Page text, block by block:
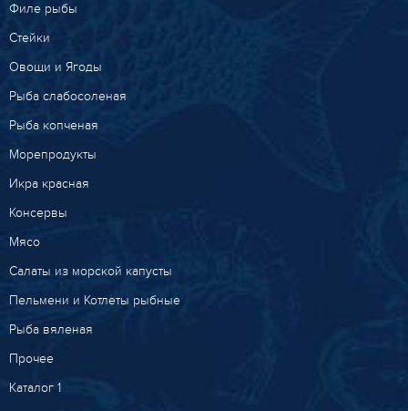
Филе рыбы
Стейки
Овощи и Ягоды
Рыба слабосоленая
Рыба копченая
Морепродукты
Икра красная
Консервы
Мясо
Салаты из морской капусты
Пельмени и Котлеты рыбные
Рыба вяленая
Прочее
Каталог 1